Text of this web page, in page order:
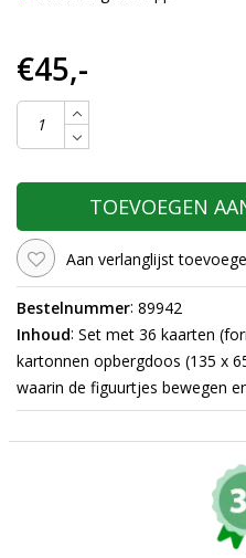
€45,-
TOEVOEGEN
Aan verlanglijst
Bestelnummer: 89942
Inhoud: Set met 36 kaarten
kartonnen opbergdoos (135 x
waarin de figuurtjes bewegen